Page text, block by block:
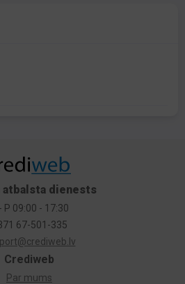
Crediweb
Par mums
atbalsta dienests
P 09:00 - 17:30
67-501-335